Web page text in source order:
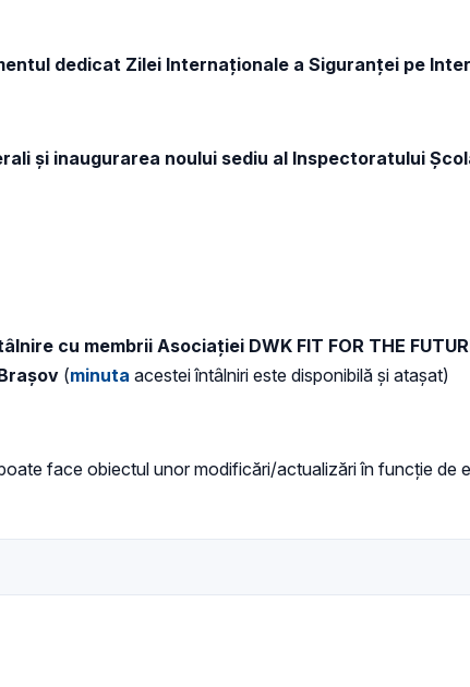
dedicat Zilei Internaţionale a Siguranţei pe
și inaugurarea noului sediu al Inspectoratului
cu membrii Asociației DWK FIT FOR THE
(minuta acestei întâlniri este disponibilă și atașat)
face obiectul unor modificări/actualizări în funcție de